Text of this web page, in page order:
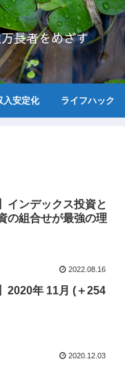
長者をめざす
入安定化 ライフハック
インデックス投資と
の組合せが最強の理
2022.08.16
2020年 11月 (＋254
2020.12.03